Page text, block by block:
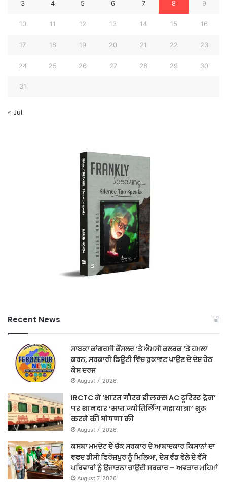
3 4 5 6 7 8 9
10 11 12 13 14 15 16
17 18 19 20 21 22 23
24 25 26 27 28 29 30
31
« Jul
Recent News
ਸਾਬਕਾ ਕਾਂਗਰਸੀ ਕੌਂਸਲਰ ‘ਤੇ ਐਮਸੀ ਕਲਰਕ ‘ਤੇ ਹਮਲਾ
ਕਰਨ, ਸਰਕਾਰੀ ਡਿਊਟੀ ਵਿੱਚ ਰੁਕਾਵਟ ਪਾਉਣ ਦੇ ਦੋਸ਼ ਹੇਠ
ਕੇਸ ਦਰਜ
August 7, 2026
IRCTC ने ‘भारत गौरव डीलक्स AC टूरिस्ट ट्रेन’
पर शानदार ‘सप्त ज्योतिर्लिंग महायात्रा’ शुरू
करने की घोषणा की
August 7, 2026
ਕਸਬਾ ਮਮਦੋਟ ਦੇ ਚੱਕ ਸਰਕਾਰ ਦੇ ਆਬਾਦਕਾਰ ਕਿਸਾਨਾਂ ਦਾ
ਵਫਦ ਡੀਸੀ ਫਿਰੋਜ਼ਪੁਰ ਨੂੰ ਮਿਲਿਆ, ਦੇਸ਼ ਵੰਡ ਵੇਲੇ ਦੇ ਵੱਸੇ
ਪਰਿਵਾਰਾਂ ਨੂੰ ਉਜਾੜਨਾ ਚਾਉਂਦੀ ਸਰਕਾਰ – ਅਵਤਾਰ ਮਹਿਮਾਂ
August 7, 2026